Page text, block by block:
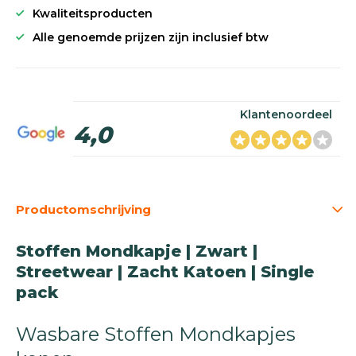
Kwaliteitsproducten
Alle genoemde prijzen zijn inclusief btw
4,0
Klantenoordeel
Productomschrijving
Stoffen Mondkapje | Zwart |
Streetwear | Zacht Katoen | Single
pack
Wasbare Stoffen Mondkapjes